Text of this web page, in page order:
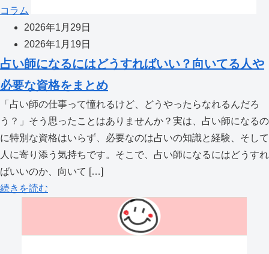
コラム
2026年1月29日
2026年1月19日
占い師になるにはどうすればいい？向いてる人や
必要な資格をまとめ
「占い師の仕事って憧れるけど、どうやったらなれるんだろ
う？」そう思ったことはありませんか？実は、占い師になるの
に特別な資格はいらず、必要なのは占いの知識と経験、そして
人に寄り添う気持ちです。そこで、占い師になるにはどうすれ
ばいいのか、向いて […]
続きを読む